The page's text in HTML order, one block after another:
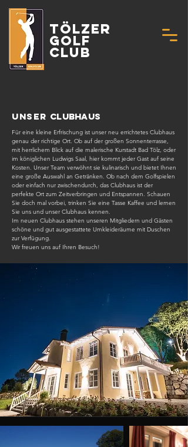
Tölzer
Golf
Club
Unser Clubhaus
Für eine kleine Erfrischung ist unser neu errichtetes Clubhaus
genau der richtige Ort. Ob auf der großen Sonnenterrasse,
mit herrlichem Blick auf die malerische Kurstadt Bad Tölz, oder
im königlichen Ludwigs Saal, hier kommt jeder Gast auf seine
Kosten. Unser Team verwöhnt sie kulinarisch und bietet Ihnen
eine große Auswahl an Getränken. Ob nach dem Golfspielen
oder einfach nur zwischendurch, das Clubhaus ist der
perfekte Ort zum Zeitverbringen und Entspannen. Schauen
Sie doch mal vorbei, trinken Sie eine Tasse Kaffee und lernen
Sie uns und unser Clubhaus kennen.
Im neuen Clubhaus stehen unseren Mitgliedern und Gästen
schöne und gut ausgestattete Umkleideräume mit Duschen
zur Verfügung.
Wir freuen uns auf Ihren Besuch!